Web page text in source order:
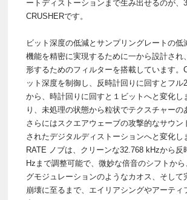
ートディストーションまで生み出せるのが
CRUSHERです。
ビット深度の低減とサンプリングレートの低
機能を精密に実現するために一から設計され
形するためのフィルターを搭載しています。
ット深度を制御し、反時計回りに回すとフル
から、時計回りに回すと１ビットへと変化し
り、未処理の状態から粒状でテクスチャーの
さらにはスクエアウェーブの攻撃的なサウン
されたデジタルディストーションへと変化し
RATE ノブは、クリーンな32.768 kHzから反
Hzまで調整可能で、微妙な倍音のシフトか
グモジュレーションのようなカオス、そして
崩壊に至るまで、エイリアシングやアーティ